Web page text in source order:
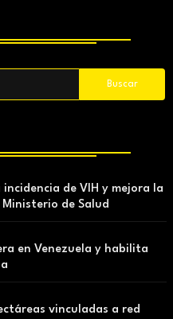
de VIH y mejora la
de Salud
en Venezuela y habilita
vinculadas a red